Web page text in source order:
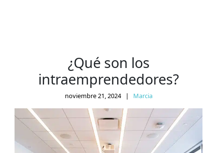
¿Qué son los
intraemprendedores?
noviembre 21, 2024 | Marcia